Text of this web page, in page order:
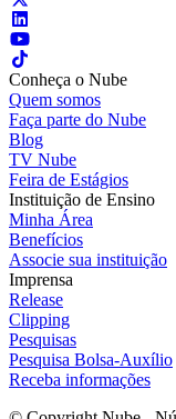
Conheça o Nube
Quem somos
Faça parte do Nube
Blog
TV Nube
Feira de Estágios
Instituição de Ensino
Minha Área
Benefícios
Associe sua instituição
Imprensa
Release
Clipping
Pesquisas
Pesquisa Bolsa-Auxílio
Receba informações